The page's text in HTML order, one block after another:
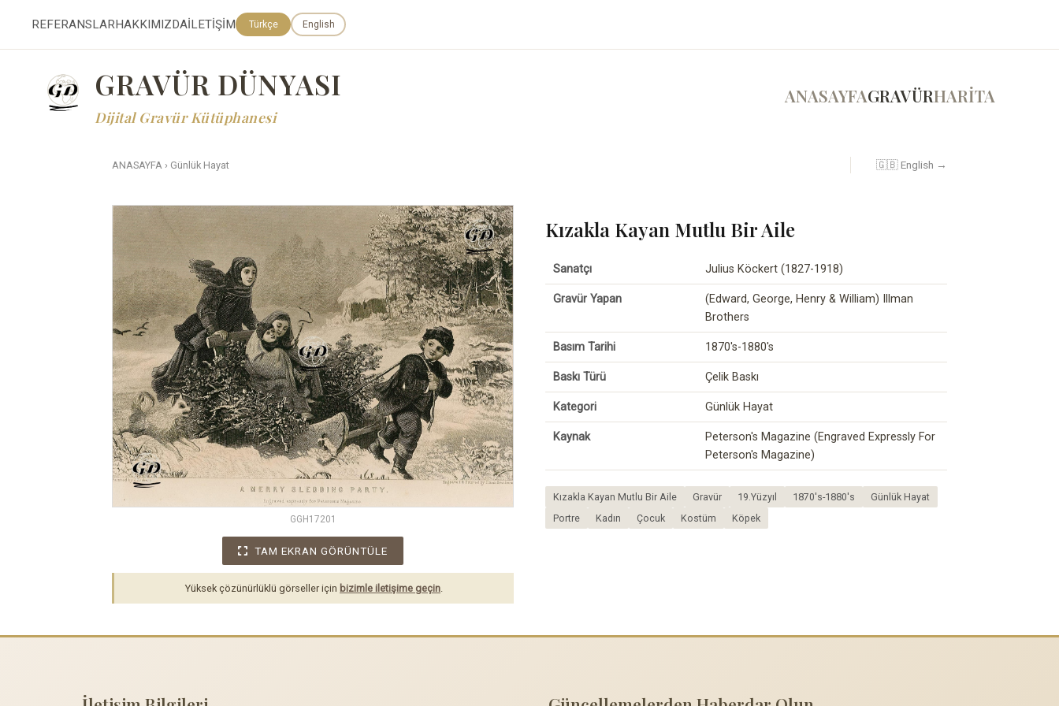
REFERANSLARHAKKIMIZDAİLETİŞİM Türkçe English
GRAVÜR DÜNYASI
Dijital Gravür Kütüphanesi
ANASAYFAGRAVÜRHARİTA
ANASAYFA › Günlük Hayat 🇬🇧 English →
GGH17201
TAM EKRAN GÖRÜNTÜLE
Yüksek çözünürlüklü görseller için bizimle iletişime geçin
Kızakla Kayan Mutlu Bir Aile
Sanatçı Julius Köckert (1827-1918)
Gravür Yapan
(Edward, George, Henry & William) Illman
Brothers
Basım Tarihi 1870's-1880's
Baskı Türü Çelik Baskı
Kategori Günlük Hayat
Kaynak
Peterson's Magazine (Engraved Expressly For
Peterson's Magazine)
Kızakla Kayan Mutlu Bir Aile Gravür 19.Yüzyıl 1870's-1880's
Günlük Hayat
Portre
Kadın Çocuk Kostüm Köpek